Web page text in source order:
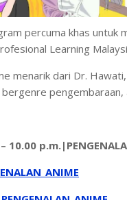
percuma khas
Learning
menarik dari Dr.
10.00